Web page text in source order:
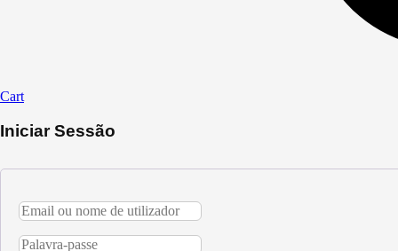
Cart
Iniciar Sessão